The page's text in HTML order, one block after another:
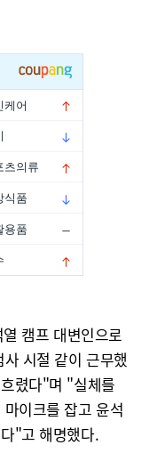
캠프 대변인으로
시절 같이 근무했
렸다"며 "실체를
이크를 잡고 윤석
"고 해명했다.